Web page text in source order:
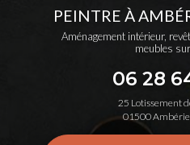
PEINTRE À
Aménagement intérieur,
meubles
06 28
25 Lotissement
01500